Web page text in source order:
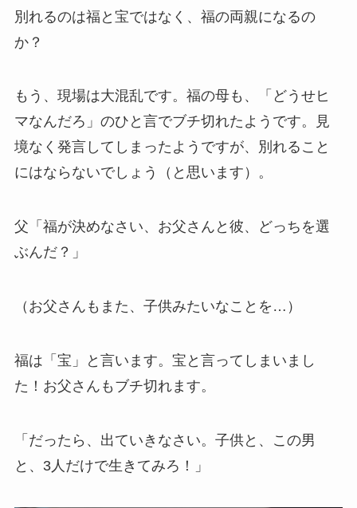
別れるのは福と宝ではなく、福の両親になるの
か？
もう、現場は大混乱です。福の母も、「どうせヒ
マなんだろ」のひと言でブチ切れたようです。見
境なく発言してしまったようですが、別れること
にはならないでしょう（と思います）。
父「福が決めなさい、お父さんと彼、どっちを選
ぶんだ？」
（お父さんもまた、子供みたいなことを…）
福は「宝」と言います。宝と言ってしまいまし
た！お父さんもブチ切れます。
「だったら、出ていきなさい。子供と、この男
と、3人だけで生きてみろ！」